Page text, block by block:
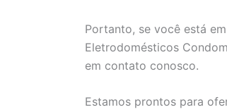
Portanto, se você está
Eletrodomésticos
em contato conosco.
Estamos prontos para